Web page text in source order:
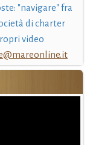
"navigare" fra
di charter
video